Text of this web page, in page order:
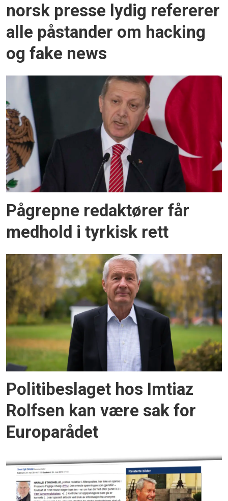
norsk presse lydig refererer
alle påstander om hacking
og fake news
Pågrepne redaktører får
medhold i tyrkisk rett
Politibeslaget hos Imtiaz
Rolfsen kan være sak for
Europarådet